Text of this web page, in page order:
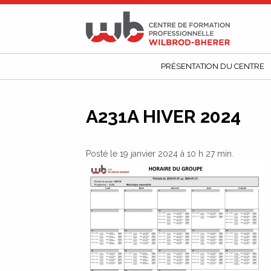
Wilbrod-
Bherer
PRÉSENTATION DU CENTRE
A231A HIVER 2024
Posté le 19 janvier 2024 à 10 h 27 min.